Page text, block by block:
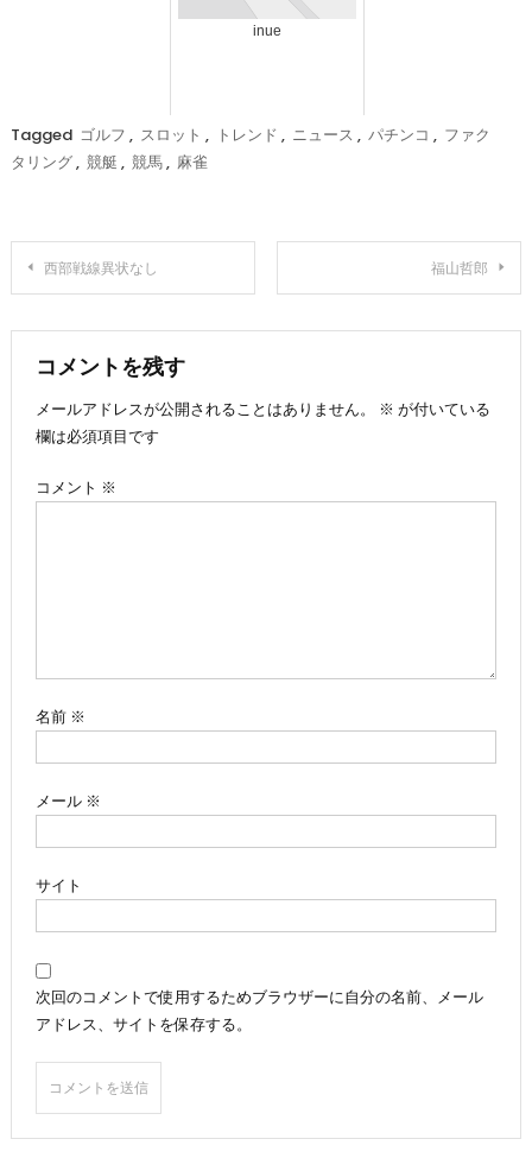
inue
Tagged ゴルフ , スロット , トレンド , ニュース , パチンコ , ファク
タリング, 競艇 , 競馬, 麻雀
投
稿
ナ
ビ
ゲ
西部戦線異状なし 福山哲郎
コメントを残す
メールアドレスが公開されることはありません。
※ が付いている
欄は必須項目です
コメント ※
名前 ※
メール ※
サイト
次回のコメントで使用するためブラウザーに自分の名前、メール
アドレス、サイトを保存する。